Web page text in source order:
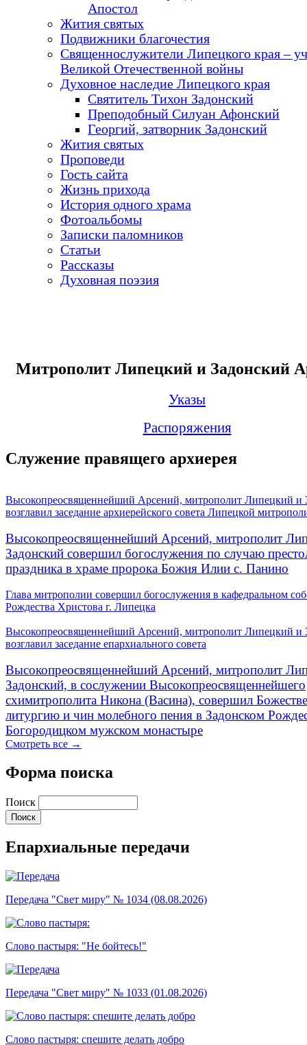
Апостол
Жития святых
Подвижники благочестия
Священнослужители Липецкого края –
Великой Отечественной войны
Духовное наследие Липецкого края
Святитель Тихон Задонский
Преподобный Силуан Афонский
Георгий, затворник Задонский
Жития святых
Проповеди
Гость сайта
Жизнь прихода
История одного храма
Фотоальбомы
Записки паломников
Статьи
Рассказы
Духовная поэзия
Митрополит Липецкий и Задонский
Указы
Распоряжения
Служение правящего архиерея
Высокопреосвященнейший Арсений, митрополит Липецкий и
возглавил заседание архиерейского совета Липецкой
Высокопреосвященнейший Арсений, митрополит
Задонский совершил богослужения по случаю
праздника в храме пророка Божия Илии с. Панино
Глава митрополии совершил богослужения в кафедральном
Рождества Христова г. Липецка
Высокопреосвященнейший Арсений, митрополит Липецкий и
возглавил заседание епархиального совета
Высокопреосвященнейший Арсений, митрополит
Задонский, в сослужении Высокопреосвященнейшего
схимитрополита Никона (Васина), совершил
литургию и чин молебного пения в Задонском
Богородицком мужском монастыре
Смотреть все →
Форма поиска
Поиск
Епархиальные передачи
Передача "Свет миру" № 1034 (08.08.2026)
Слово пастыря: "Не бойтесь!"
Передача "Свет миру" № 1033 (01.08.2026)
Слово пастыря: спешите делать добро